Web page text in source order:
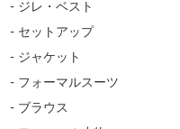
- ジレ・ベスト
- セットアップ
- ジャケット
- フォーマルスーツ
- ブラウス